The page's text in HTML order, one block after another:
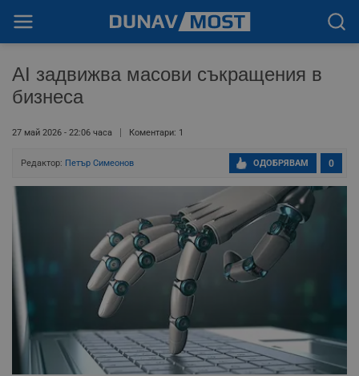
AI задвижва масови съкращения в
бизнеса
27 май 2026 - 22:06 часа Коментари: 1
Редактор: Петър Симеонов 0
ОДОБРЯВАМ